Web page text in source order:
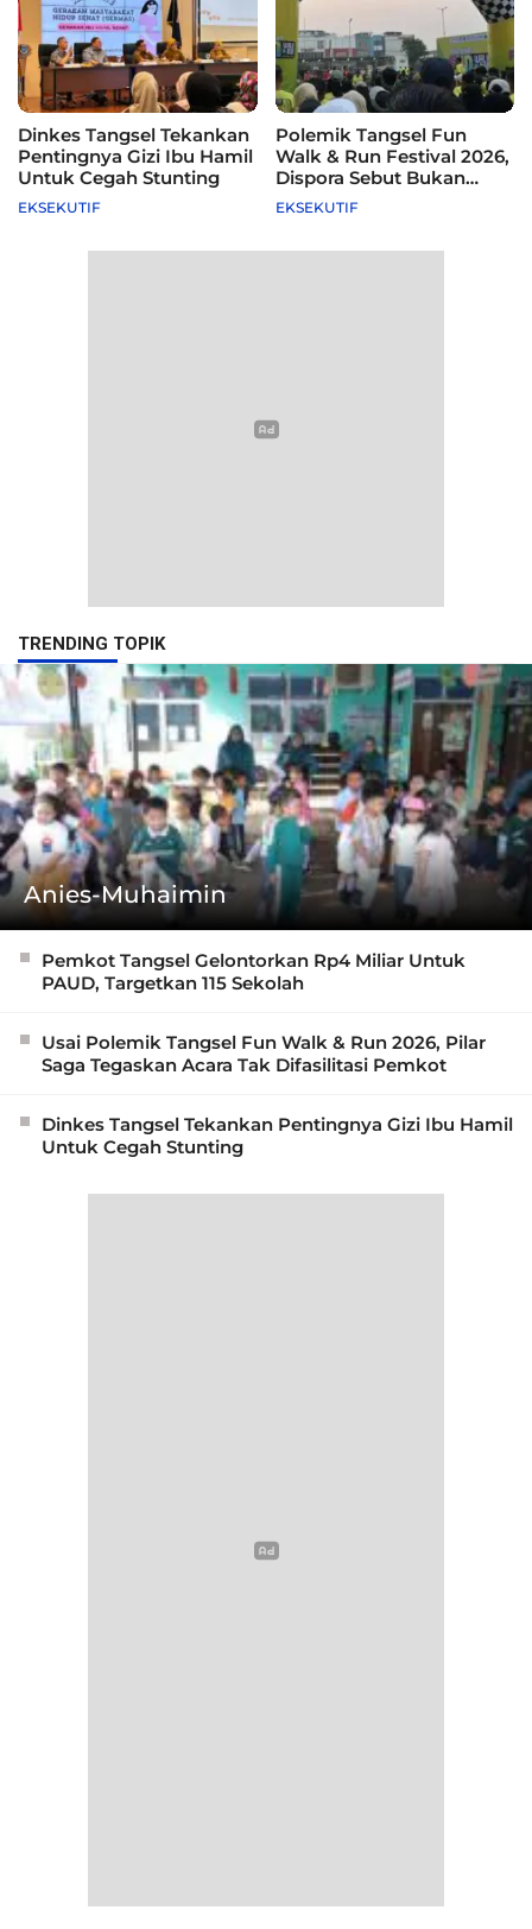
Dinkes Tangsel Tekankan
Pentingnya Gizi Ibu Hamil
Untuk Cegah Stunting
EKSEKUTIF
Polemik Tangsel Fun
Walk & Run Festival 2026,
Dispora Sebut Bukan
Agenda Pemkot
EKSEKUTIF
TRENDING TOPIK
Anies-Muhaimin
Pemkot Tangsel Gelontorkan Rp4 Miliar Untuk
PAUD, Targetkan 115 Sekolah
Usai Polemik Tangsel Fun Walk & Run 2026, Pilar
Saga Tegaskan Acara Tak Difasilitasi Pemkot
Dinkes Tangsel Tekankan Pentingnya Gizi Ibu Hamil
Untuk Cegah Stunting